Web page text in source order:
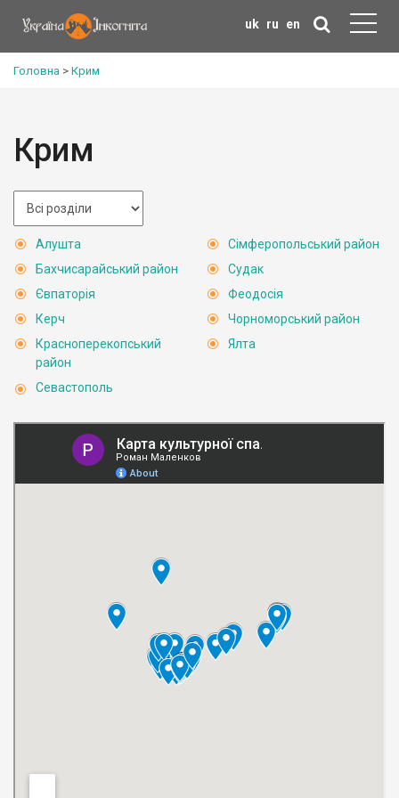
uk ru en
Головна > Крим
Крим
Алушта
Бахчисарайський район
Євпаторія
Керч
Красноперекопський
район
Севастополь
Сімферопольський район
Судак
Феодосія
Чорноморський район
Ялта